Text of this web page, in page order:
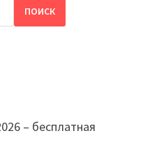
ПОИСК
– бесплатная